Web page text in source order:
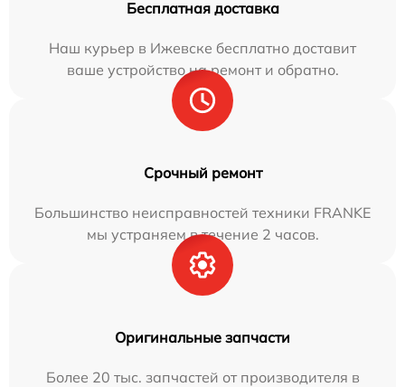
Бесплатная доставка
Наш курьер в Ижевске бесплатно доставит
ваше устройство на ремонт и обратно.
Срочный ремонт
Большинство неисправностей техники FRANKE
мы устраняем в течение 2 часов.
Оригинальные запчасти
Более 20 тыс. запчастей от производителя в